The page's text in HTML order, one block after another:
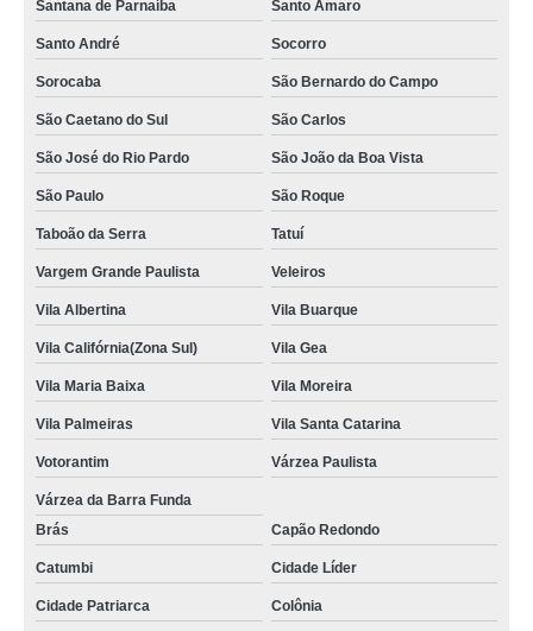
Santana de Parnaíba Santo Amaro
Santo André Socorro
Sorocaba São Bernardo do Campo
São Caetano do Sul São Carlos
São José do Rio Pardo São João da Boa Vista
São Paulo São Roque
Taboão da Serra Tatuí
Vargem Grande Paulista Veleiros
Vila Albertina Vila Buarque
Vila Califórnia(Zona Sul) Vila Gea
Vila Maria Baixa Vila Moreira
Vila Palmeiras Vila Santa Catarina
Votorantim Várzea Paulista
Várzea da Barra Funda
Brás
Capão Redondo
Catumbi Cidade Líder
Cidade Patriarca Colônia